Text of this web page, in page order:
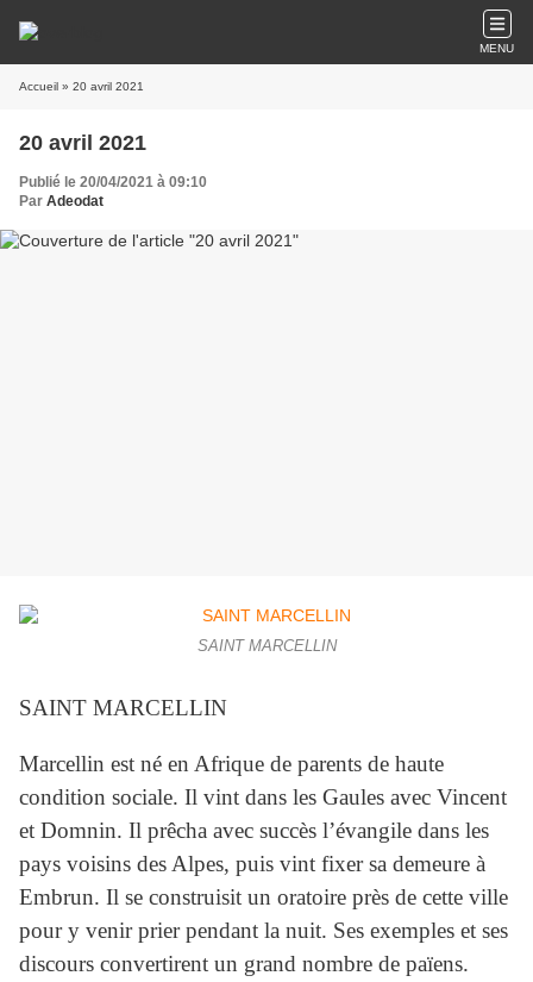
MENU
Accueil » 20 avril 2021
20 avril 2021
Publié le 20/04/2021 à 09:10
Par Adeodat
SAINT MARCELLIN
SAINT MARCELLIN
Marcellin est né en Afrique de parents de haute
condition sociale. Il vint dans les Gaules avec Vincent
et Domnin. Il prêcha avec succès l’évangile dans les
pays voisins des Alpes, puis vint fixer sa demeure à
Embrun. Il se construisit un oratoire près de cette ville
pour y venir prier pendant la nuit. Ses exemples et ses
discours convertirent un grand nombre de païens.